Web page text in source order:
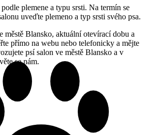
plemene a typu srsti. Na termín se
uveďte plemeno a typ srsti svého psa.
městě Blansko, aktuální otevírací dobu a
přímo na webu nebo telefonicky a mějte
psí salon ve městě Blansko a v
se nám.